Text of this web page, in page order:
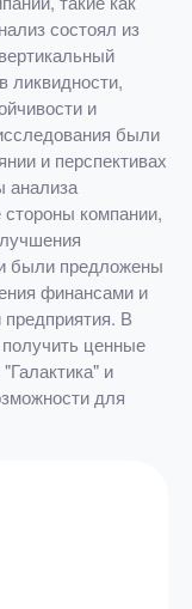
состоял из
ликвидности,
и
были
и перспективах
анализа
компании,
были предложены
финансами и
В
ценные
и
для